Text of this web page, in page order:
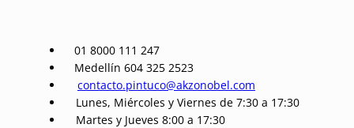
01 8000 111 247
Medellín 604 325 2523
contacto.pintuco@akzonobel.com
Lunes, Miércoles y Viernes de 7:30 a 17:30
Martes y Jueves 8:00 a 17:30